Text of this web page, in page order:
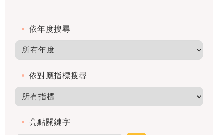
依年度搜尋
依對應指標搜尋
亮點關鍵字